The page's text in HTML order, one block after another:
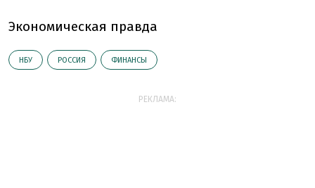
Экономическая правда
НБУ РОССИЯ ФИНАНСЫ
РЕКЛАМА: